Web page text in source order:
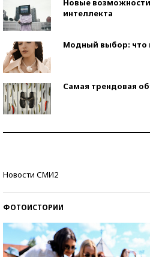
интеллекта
Модный выбор: что
Самая трендовая
Новости СМИ2
ФОТОИСТОРИИ